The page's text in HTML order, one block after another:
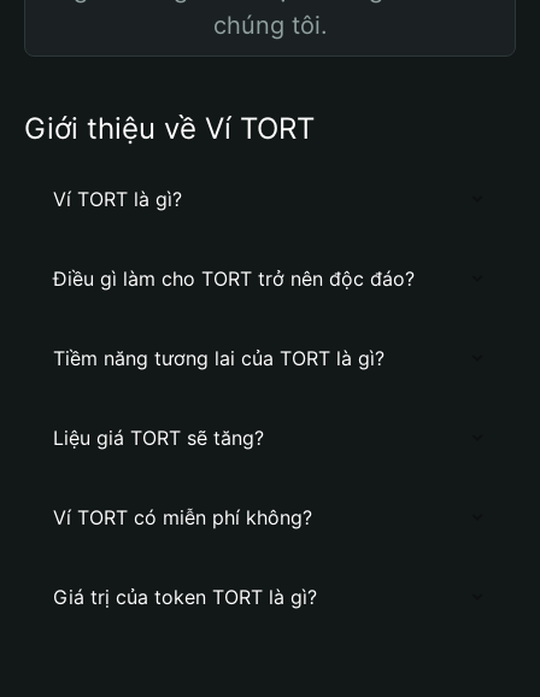
chúng tôi.
Giới thiệu về Ví TORT
Ví TORT là gì?
Điều gì làm cho TORT trở nên độc đáo?
Tiềm năng tương lai của TORT là gì?
Liệu giá TORT sẽ tăng?
Ví TORT có miễn phí không?
Giá trị của token TORT là gì?